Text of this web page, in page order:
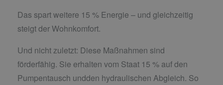
Das spart weitere 15 % Energie – und gleichzeitig
steigt der Wohnkomfort.
Und nicht zuletzt: Diese Maßnahmen sind
förderfähig. Sie erhalten vom Staat 15 % auf den
Pumpentausch undden hydraulischen Abgleich. So